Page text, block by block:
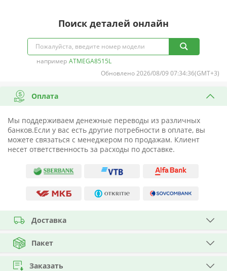
Поиск деталей онлайн
например ATMEGA8515L
Обновлено 2026/08/09 07:34:36(GMT+3)
Оплата
Мы поддерживаем денежные переводы из различных
банков.Если у вас есть другие потребности в оплате, вы
можете связаться с менеджером по продажам. Клиент
несет ответственность за расходы по доставке.
Доставка
Пакет
Заказать